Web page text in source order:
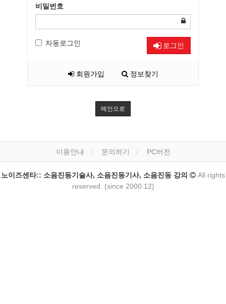
비밀번호
자동로그인 로그인
회원가입 정보찾기
메인으로
이용안내 문의하기 PC버전
노이즈센타:: 소음진동기술사, 소음진동기사, 소음진동 강의
All rights
reserved. (since 2000.12)